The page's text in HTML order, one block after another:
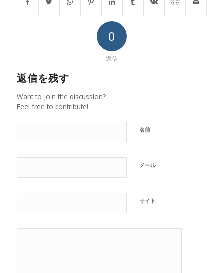
0
返信
返信を残す
Want to join the discussion?
Feel free to contribute!
名前
メール
サイト